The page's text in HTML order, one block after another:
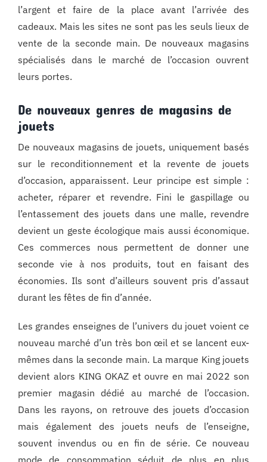
l’argent et faire de la place avant l’arrivée des
cadeaux. Mais les sites ne sont pas les seuls lieux de
vente de la seconde main. De nouveaux magasins
spécialisés dans le marché de l’occasion ouvrent
leurs portes.
De nouveaux genres de magasins de
jouets
De nouveaux magasins de jouets, uniquement basés
sur le reconditionnement et la revente de jouets
d’occasion, apparaissent. Leur principe est simple :
acheter, réparer et revendre. Fini le gaspillage ou
l’entassement des jouets dans une malle, revendre
devient un geste écologique mais aussi économique.
Ces commerces nous permettent de donner une
seconde vie à nos produits, tout en faisant des
économies. Ils sont d’ailleurs souvent pris d’assaut
durant les fêtes de fin d’année.
Les grandes enseignes de l’univers du jouet voient ce
nouveau marché d’un très bon œil et se lancent eux-
mêmes dans la seconde main. La marque King jouets
devient alors KING OKAZ et ouvre en mai 2022 son
premier magasin dédié au marché de l’occasion.
Dans les rayons, on retrouve des jouets d’occasion
mais également des jouets neufs de l’enseigne,
souvent invendus ou en fin de série. Ce nouveau